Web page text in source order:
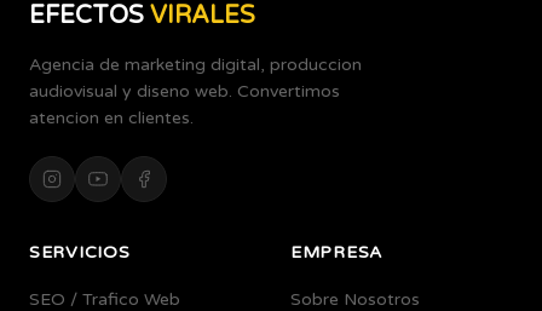
EFECTOS VIRALES
Agencia de marketing digital, produccion
audiovisual y diseno web. Convertimos
atencion en clientes.
SERVICIOS
SEO / Trafico Web
EMPRESA
Sobre Nosotros